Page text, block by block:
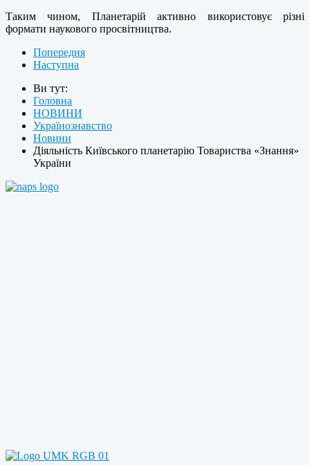
Таким чином, Планетарій активно використовує різні
формати наукового просвітництва.
Попередня
Наступна
Ви тут:
Головна
НОВИНИ
Українознавство
Новини
Діяльність Київського планетарію Товариства «Знання»
України